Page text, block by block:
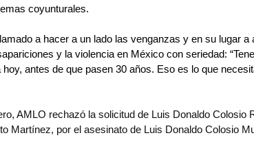
coyunturales.
a hacer a un lado las venganzas y en su lugar a
y la violencia en México con seriedad:
hoy, antes de que pasen 30 años. Eso es lo que
AMLO rechazó la solicitud de Luis Donaldo Colosio
Martínez, por el asesinato de Luis Donaldo Colosio